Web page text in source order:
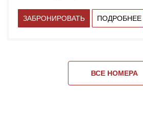
ЗАБРОНИРОВАТЬ ПОДРОБНЕЕ
ВСЕ НОМЕРА